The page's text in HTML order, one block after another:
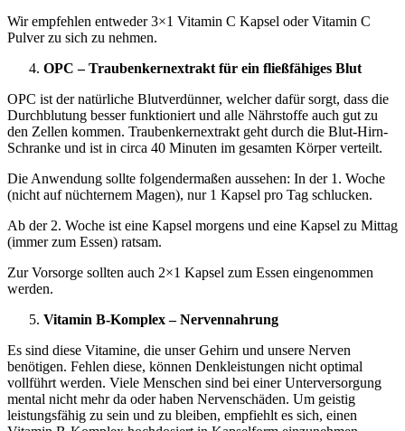
Wir empfehlen entweder 3×1 Vitamin C Kapsel oder Vitamin C
Pulver zu sich zu nehmen.
OPC – Traubenkernextrakt für ein fließfähiges Blut
OPC ist der natürliche Blutverdünner, welcher dafür sorgt, dass die
Durchblutung besser funktioniert und alle Nährstoffe auch gut zu
den Zellen kommen. Traubenkernextrakt geht durch die Blut-Hirn-
Schranke und ist in circa 40 Minuten im gesamten Körper verteilt.
Die Anwendung sollte folgendermaßen aussehen: In der 1. Woche
(nicht auf nüchternem Magen), nur 1 Kapsel pro Tag schlucken.
Ab der 2. Woche ist eine Kapsel morgens und eine Kapsel zu Mittag
(immer zum Essen) ratsam.
Zur Vorsorge sollten auch 2×1 Kapsel zum Essen eingenommen
werden.
Vitamin B-Komplex – Nervennahrung
Es sind diese Vitamine, die unser Gehirn und unsere Nerven
benötigen. Fehlen diese, können Denkleistungen nicht optimal
vollführt werden. Viele Menschen sind bei einer Unterversorgung
mental nicht mehr da oder haben Nervenschäden. Um geistig
leistungsfähig zu sein und zu bleiben, empfiehlt es sich, einen